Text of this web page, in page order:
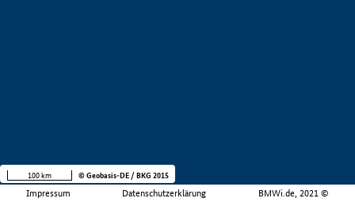
Impressum Datenschutzerklärung BMWi.de, 2021 ©
100 km © Geobasis-DE / BKG 2015